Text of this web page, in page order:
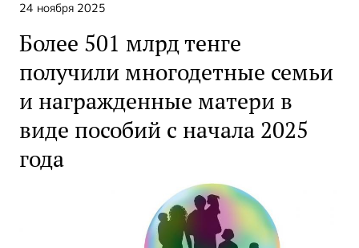
24 ноября 2025
Более 501 млрд тенге
получили многодетные семьи
и награжденные матери в
виде пособий с начала 2025
года